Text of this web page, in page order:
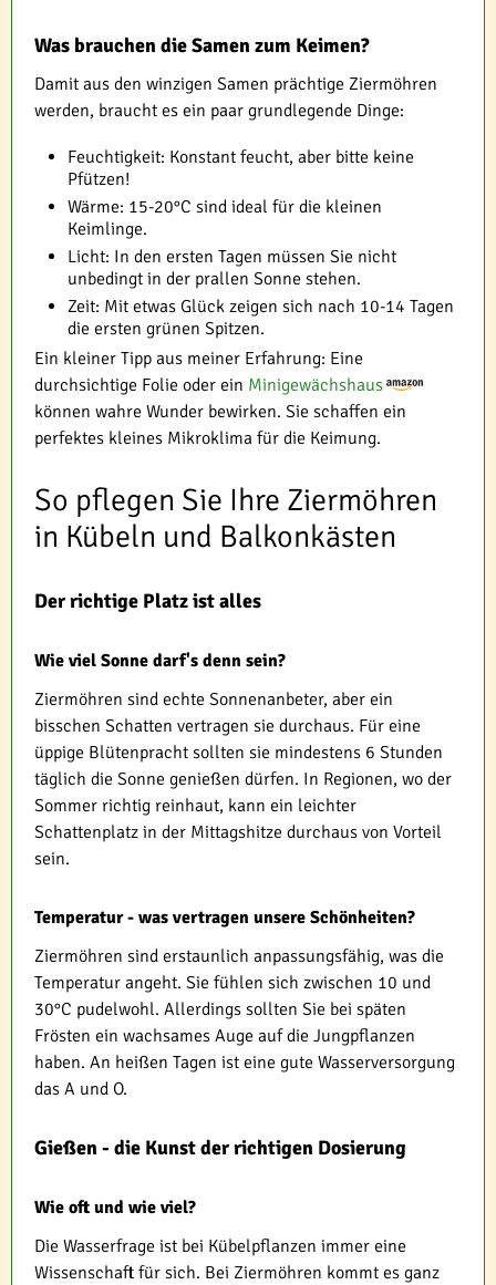
Was brauchen die Samen zum Keimen?
Damit aus den winzigen Samen prächtige Ziermöhren
werden, braucht es ein paar grundlegende Dinge:
Feuchtigkeit: Konstant feucht, aber bitte keine
Pfützen!
Wärme: 15-20°C sind ideal für die kleinen
Keimlinge.
Licht: In den ersten Tagen müssen Sie nicht
unbedingt in der prallen Sonne stehen.
Zeit: Mit etwas Glück zeigen sich nach 10-14 Tagen
die ersten grünen Spitzen.
Ein kleiner Tipp aus meiner Erfahrung: Eine
durchsichtige Folie oder ein Minigewächshaus
können wahre Wunder bewirken. Sie schaffen ein
perfektes kleines Mikroklima für die Keimung.
So pflegen Sie Ihre Ziermöhren
in Kübeln und Balkonkästen
Der richtige Platz ist alles
Wie viel Sonne darf's denn sein?
Ziermöhren sind echte Sonnenanbeter, aber ein
bisschen Schatten vertragen sie durchaus. Für eine
üppige Blütenpracht sollten sie mindestens 6 Stunden
täglich die Sonne genießen dürfen. In Regionen, wo der
Sommer richtig reinhaut, kann ein leichter
Schattenplatz in der Mittagshitze durchaus von Vorteil
sein.
Temperatur - was vertragen unsere Schönheiten?
Ziermöhren sind erstaunlich anpassungsfähig, was die
Temperatur angeht. Sie fühlen sich zwischen 10 und
30°C pudelwohl. Allerdings sollten Sie bei späten
Frösten ein wachsames Auge auf die Jungpflanzen
haben. An heißen Tagen ist eine gute Wasserversorgung
das A und O.
Gießen - die Kunst der richtigen Dosierung
Wie oft und wie viel?
Die Wasserfrage ist bei Kübelpflanzen immer eine
Wissenschaft für sich. Bei Ziermöhren kommt es ganz